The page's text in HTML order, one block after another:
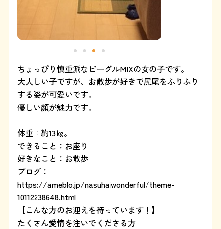
ブログ
協賛企業について
Copyright © Towa Nasu Resort Co. All Rights Reserved.
ちょっぴり慎重派なビーグルMIXの女の子です。
大人しい子ですが、お散歩が好きで尻尾をふりふり
する姿が可愛いです。
優しい顔が魅力です。
体重：約13㎏。
できること：お座り
好きなこと：お散歩
ブログ：
https://ameblo.jp/nasuhaiwonderful/theme-
10112238648.html
【こんな方のお迎えを待っています！】
たくさん愛情を注いでくださる方